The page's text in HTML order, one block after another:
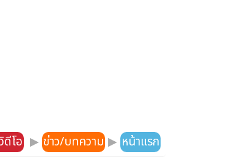
ดีโอ ▶ ข่าว/บทความ ▶ หน้าแรก